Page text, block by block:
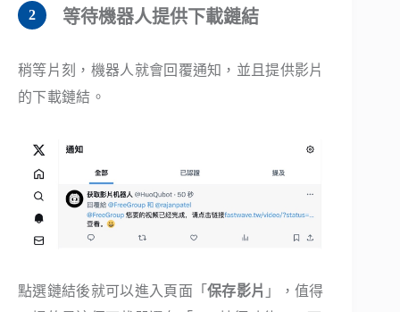
等待機器人提供下載鏈結
稍等片刻，機器人就會回覆通知，並且提供影片
的下載鏈結。
點選鏈結後就可以進入頁面「保存影片 」，值得